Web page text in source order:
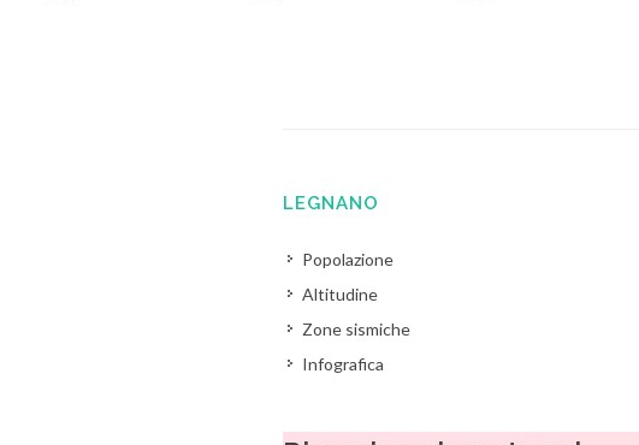
LEGNANO
Popolazione
Altitudine
Zone sismiche
Infografica